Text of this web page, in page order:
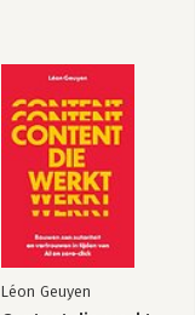
Léon Geuyen